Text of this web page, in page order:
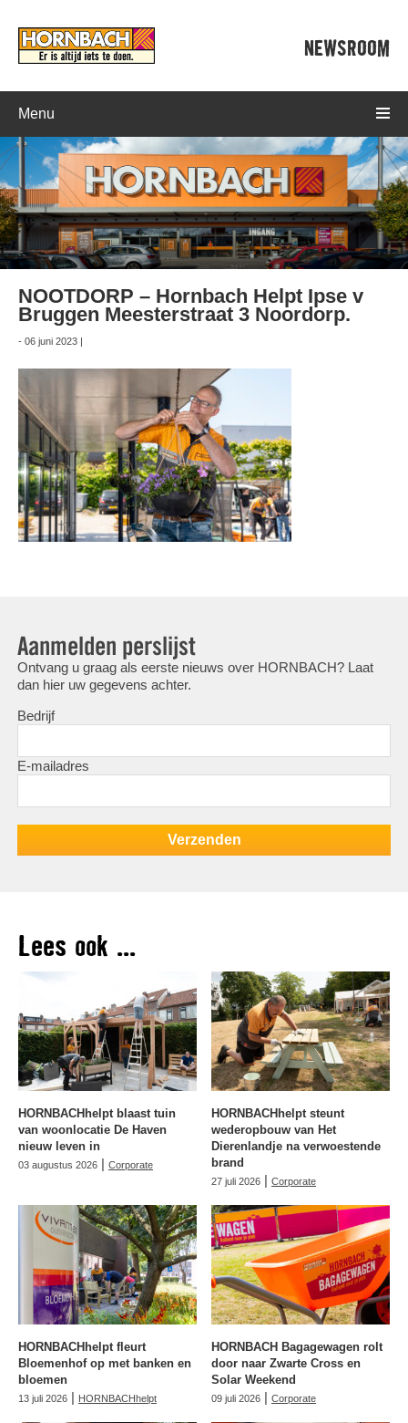
NEWSROOM
Menu
NOOTDORP – Hornbach Helpt Ipse v
Bruggen Meesterstraat 3 Noordorp.
- 06 juni 2023 |
Aanmelden perslijst
Ontvang u graag als eerste nieuws over HORNBACH? Laat
dan hier uw gegevens achter.
Bedrijf
E-mailadres
Lees ook ...
HORNBACHhelpt blaast tuin
van woonlocatie De Haven
nieuw leven in
03 augustus 2026 | Corporate
HORNBACHhelpt steunt
wederopbouw van Het
Dierenlandje na verwoestende
brand
27 juli 2026 | Corporate
HORNBACHhelpt fleurt
Bloemenhof op met banken en
bloemen
13 juli 2026 | HORNBACHhelpt
HORNBACH Bagagewagen rolt
door naar Zwarte Cross en
Solar Weekend
09 juli 2026 | Corporate